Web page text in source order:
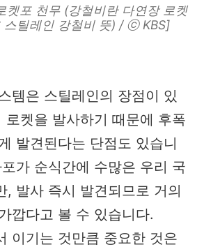
켓포 천무 (강철비란 다연장 로켓
스틸레인 강철비 뜻) / ⓒ KBS]
템은 스틸레인의 장점이 있
로켓을 발사하기 때문에 후폭
발견된다는 단점도 있습니
가 순식간에 수많은 우리 국
, 발사 즉시 발견되므로 거의
깝다고 볼 수 있습니다.
이기는 것만큼 중요한 것은